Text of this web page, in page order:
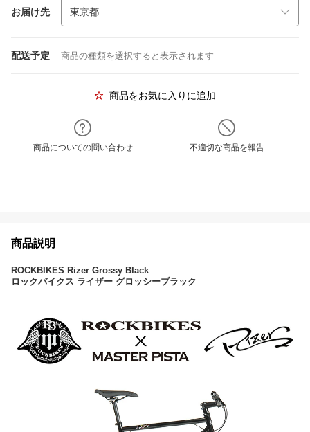
お届け先
配送予定 商品の種類を選択すると表示されます
商品をお気に入りに追加
商品についての問い合わせ 不適切な商品を報告
商品説明
ROCKBIKES Rizer Grossy Black
ロックバイクス ライザー グロッシーブラック